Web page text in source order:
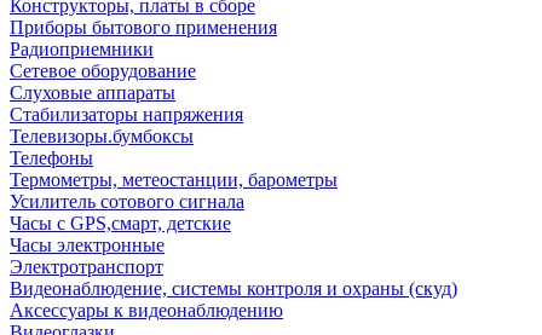
Конструкторы, платы в сборе
Приборы бытового применения
Радиоприемники
Сетевое оборудование
Слуховые аппараты
Стабилизаторы напряжения
Телевизоры.бумбоксы
Телефоны
Термометры, метеостанции, барометры
Усилитель сотового сигнала
Часы с GPS,смарт, детские
Часы электронные
Электротранспорт
Видеонаблюдение, системы контроля и охраны (скуд)
Аксессуары к видеонаблюдению